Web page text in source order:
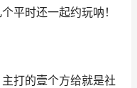
平时还一起约玩呐！
打的壹个方给就是社